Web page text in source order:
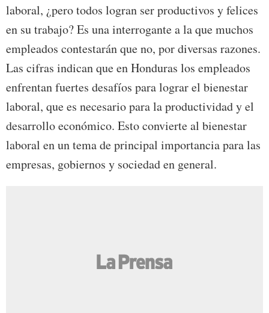
laboral, ¿pero todos logran ser productivos y felices
en su trabajo? Es una interrogante a la que muchos
empleados contestarán que no, por diversas razones.
Las cifras indican que en Honduras los empleados
enfrentan fuertes desafíos para lograr el bienestar
laboral, que es necesario para la productividad y el
desarrollo económico. Esto convierte al bienestar
laboral en un tema de principal importancia para las
empresas, gobiernos y sociedad en general.